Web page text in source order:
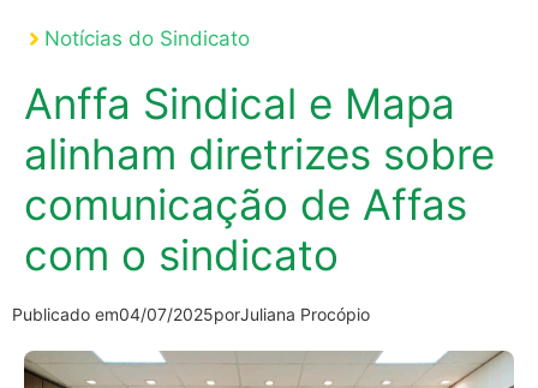
Notícias do Sindicato
Anffa Sindical e Mapa
alinham diretrizes sobre
comunicação de Affas
com o sindicato
Publicado em04/07/2025porJuliana Procópio